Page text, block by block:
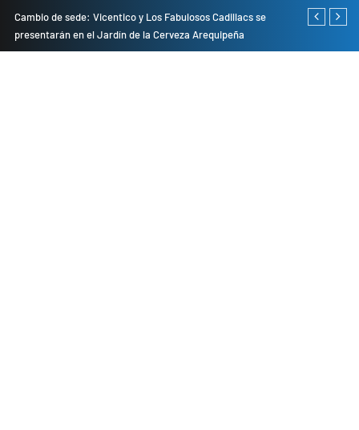
Cambio de sede: Vicentico y Los Fabulosos Cadillacs se
presentarán en el Jardín de la Cerveza Arequipeña
Empresas